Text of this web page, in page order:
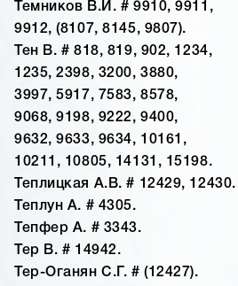
Темников В.И. # 9910, 9911,
9912, (8107, 8145, 9807).
Тен В. # 818, 819, 902, 1234,
1235, 2398, 3200, 3880,
3997, 5917, 7583, 8578,
9068, 9198, 9222, 9400,
9632, 9633, 9634, 10161,
10211, 10805, 14131, 15198.
Теплицкая А.В. # 12429, 12430.
Теплун А. # 4305.
Тепфер А. # 3343.
Тер В. # 14942.
Тер-Оганян С.Г. # (12427).